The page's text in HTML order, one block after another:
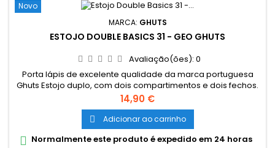
Novo
MARCA: GHUTS
ESTOJO DOUBLE BASICS 31 - GEO GHUTS
Avaliação(ões): 0
Porta lápis de excelente qualidade da marca portuguesa
Ghuts Estojo duplo, com dois compartimentos e dois fechos.
Dimensões: 20,5 x 9,5 x 8 cm Características: Polyester 600D;
Fechos e cursor certificados YKK
Preço
14,90 €
 Adicionar ao carrinho
 Normalmente este produto é expedido em 24 horas